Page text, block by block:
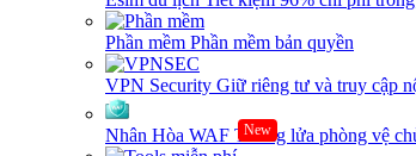
Phần mềm Phần mềm bản quyền
VPN Security Giữ riêng tư và truy cập
Nhân Hòa WAF New
Tường lửa phòng vệ